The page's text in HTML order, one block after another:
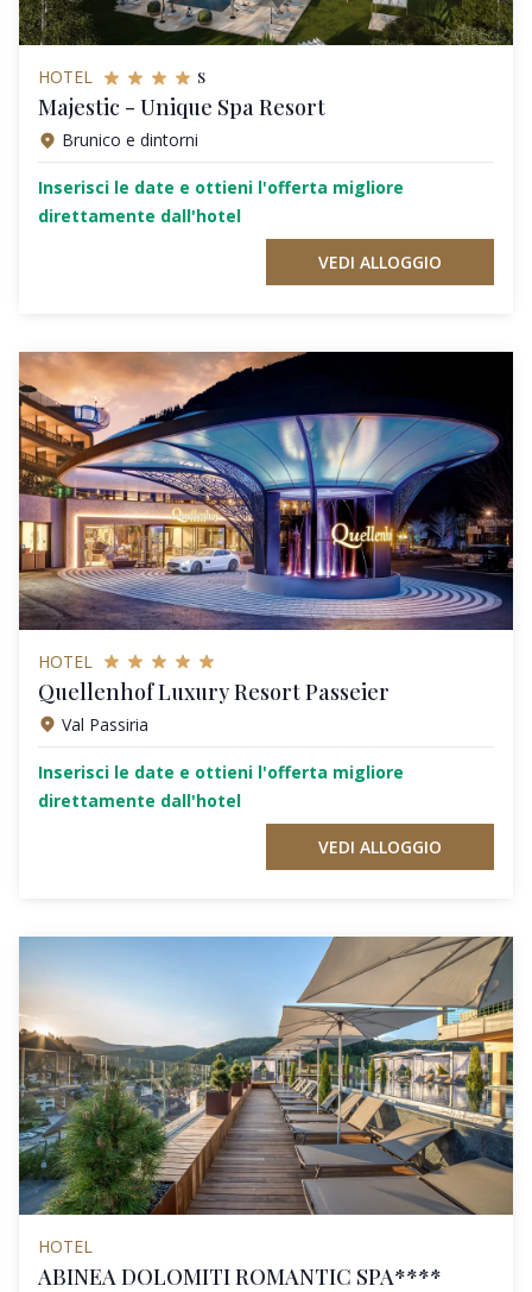
HOTEL s
Majestic - Unique Spa Resort
Brunico e dintorni
Inserisci le date e ottieni l'offerta migliore
direttamente dall'hotel
VEDI ALLOGGIO
HOTEL
Quellenhof Luxury Resort Passeier
Val Passiria
Inserisci le date e ottieni l'offerta migliore
direttamente dall'hotel
VEDI ALLOGGIO
HOTEL
ABINEA DOLOMITI ROMANTIC SPA****